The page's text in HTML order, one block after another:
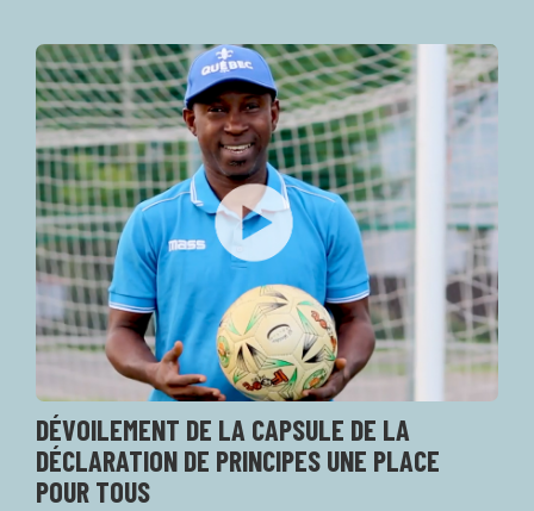
DÉVOILEMENT DE LA CAPSULE DE LA
DÉCLARATION DE PRINCIPES UNE PLACE
POUR TOUS